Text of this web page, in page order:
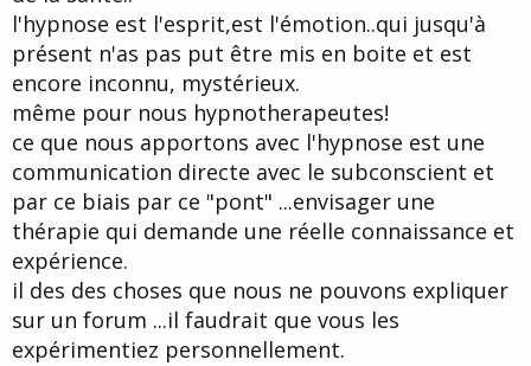
l'hypnose est l'esprit,est l'émotion..qui jusqu'à
présent n'as pas put être mis en boite et est
encore inconnu, mystérieux.
même pour nous hypnotherapeutes!
ce que nous apportons avec l'hypnose est une
communication directe avec le subconscient et
par ce biais par ce "pont" ...envisager une
thérapie qui demande une réelle connaissance et
expérience.
il des des choses que nous ne pouvons expliquer
sur un forum ...il faudrait que vous les
expérimentiez personnellement.